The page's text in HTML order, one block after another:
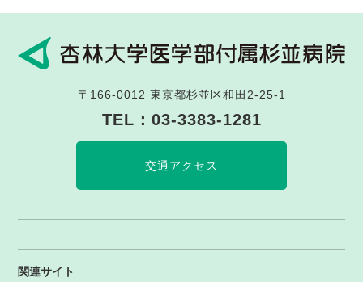
〒166-0012 東京都杉並区和田2-25-1
TEL： 03-3383-1281
交通アクセス
関連サイト